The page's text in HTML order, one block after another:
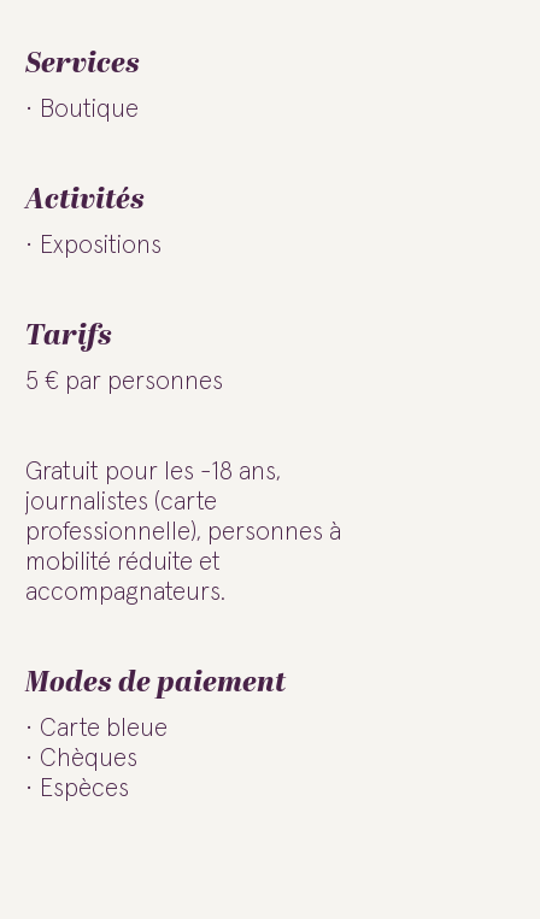
Services
Boutique
Activités
Expositions
Tarifs
5 € par personnes
Gratuit pour les -18 ans,
journalistes (carte
professionnelle), personnes à
mobilité réduite et
accompagnateurs.
Modes de paiement
Carte bleue
Chèques
Espèces